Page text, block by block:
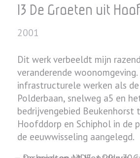
13 De Groeten uit
2001
Dit werk verbeeldt mijn
veranderende
infrastructurele werken als de
Polderbaan, snelweg a5 en
bedrijvengebied Beukenhorst
Hoofddorp en Schiphol in de
de eeuwwisseling aangelegd.